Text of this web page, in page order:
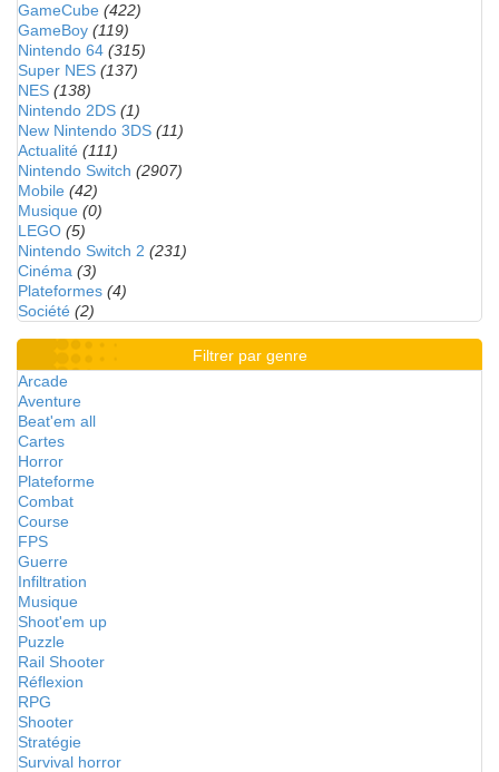
GameCube (422)
GameBoy (119)
Nintendo 64 (315)
Super NES (137)
NES (138)
Nintendo 2DS (1)
New Nintendo 3DS (11)
Actualité (111)
Nintendo Switch (2907)
Mobile (42)
Musique (0)
LEGO (5)
Nintendo Switch 2 (231)
Cinéma (3)
Plateformes (4)
Société (2)
Filtrer par genre
Arcade
Aventure
Beat'em all
Cartes
Horror
Plateforme
Combat
Course
FPS
Guerre
Infiltration
Musique
Shoot'em up
Puzzle
Rail Shooter
Réflexion
RPG
Shooter
Stratégie
Survival horror